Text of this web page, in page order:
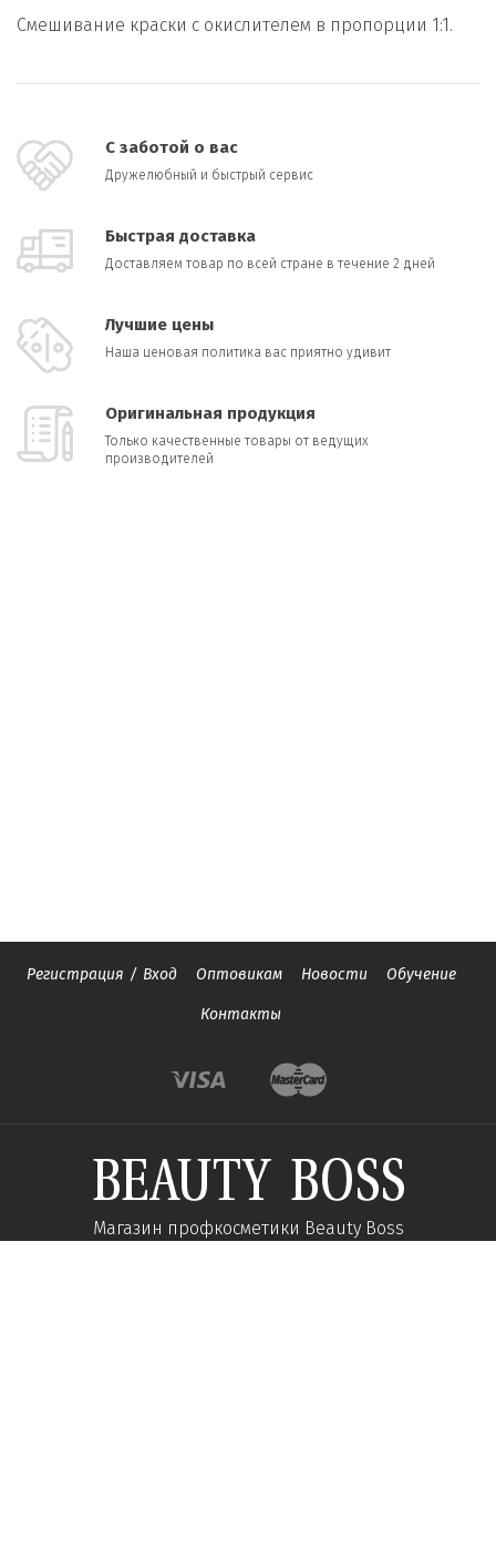
Смешивание краски с окислителем в пропорции 1:1.
С заботой о вас
Дружелюбный и быстрый сервис
Быстрая доставка
Доставляем товар по всей стране в течение 2 дней
Лучшие цены
Наша ценовая политика вас приятно удивит
Оригинальная продукция
Только качественные товары от ведущих
производителей
Регистрация / Вход Оптовикам Новости Обучение
Контакты
Магазин профкосметики Beauty Boss